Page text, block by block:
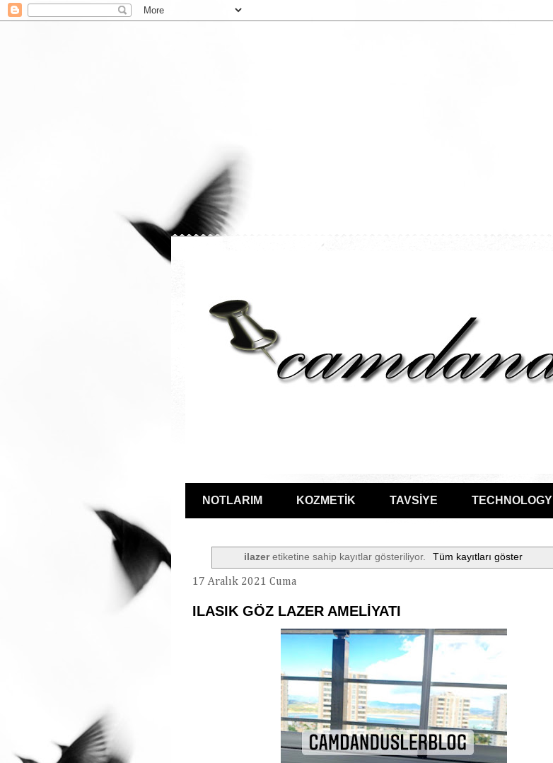
NOTLARIM KOZMETİK TAVSİYE TECHNOLOGY
ilazeretiketine sahip kayıtlar gösteriliyor. Tüm kayıtları göster
17 Aralık 2021 Cuma
ILASIK GÖZ LAZER AMELİYATI